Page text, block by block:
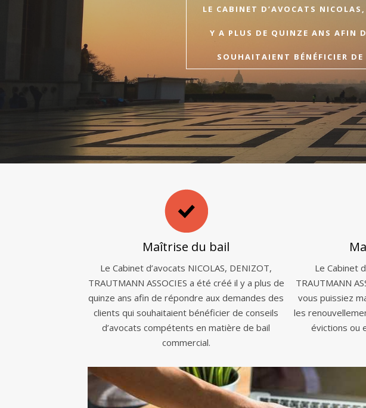
LE CABINET D’AVOCATS
Y A PLUS DE QUINZE ANS AFIN
SOUHAITAIENT BÉNÉFICIER
Maîtrise du bail
Le Cabinet d’avocats NICOLAS, DENIZOT,
TRAUTMANN ASSOCIES a été créé il y a plus de
quinze ans afin de répondre aux demandes des
clients qui souhaitaient bénéficier de conseils
d’avocats compétents en matière de bail
commercial.
Le Cabinet
TRAUTMANN
vous puissiez
les
évictions ou